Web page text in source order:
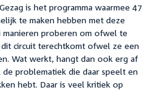
is het programma waarmee 47
te maken hebben met deze
proberen om ofwel te
circuit terechtkomt ofwel ze een
Wat werkt, hangt dan ook erg af
problematiek die daar speelt en
hebt. Daar is veel kritiek op